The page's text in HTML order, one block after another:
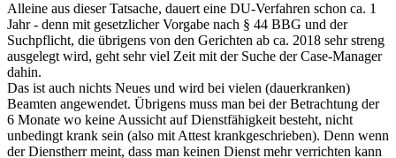
Alleine aus dieser Tatsache, dauert eine DU-Verfahren schon ca. 1
Jahr - denn mit gesetzlicher Vorgabe nach § 44 BBG und der
Suchpflicht, die übrigens von den Gerichten ab ca. 2018 sehr streng
ausgelegt wird, geht sehr viel Zeit mit der Suche der Case-Manager
dahin.
Das ist auch nichts Neues und wird bei vielen (dauerkranken)
Beamten angewendet. Übrigens muss man bei der Betrachtung der
6 Monate wo keine Aussicht auf Dienstfähigkeit besteht, nicht
unbedingt krank sein (also mit Attest krankgeschrieben). Denn wenn
der Dienstherr meint, dass man keinen Dienst mehr verrichten kann